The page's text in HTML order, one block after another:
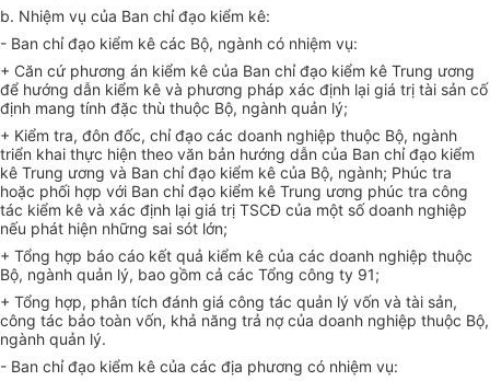
b. Nhiệm vụ của Ban chỉ đạo kiểm kê:
- Ban chỉ đạo kiểm kê các Bộ, ngành có nhiệm vụ:
+ Căn cứ phương án kiểm kê của Ban chỉ đạo kiểm kê Trung ương
để hướng dẫn kiểm kê và phương pháp xác định lại giá trị tài sản cố
định mang tính đặc thù thuộc Bộ, ngành quản lý;
+ Kiểm tra, đôn đốc, chỉ đạo các doanh nghiệp thuộc Bộ, ngành
triển khai thực hiện theo văn bản hướng dẫn của Ban chỉ đạo kiểm
kê Trung ương và Ban chỉ đạo kiểm kê của Bộ, ngành; Phúc tra
hoặc phối hợp với Ban chỉ đạo kiểm kê Trung ương phúc tra công
tác kiểm kê và xác định lại giá trị TSCĐ của một số doanh nghiệp
nếu phát hiện những sai sót lớn;
+ Tổng hợp báo cáo kết quả kiểm kê của các doanh nghiệp thuộc
Bộ, ngành quản lý, bao gồm cả các Tổng công ty 91;
+ Tổng hợp, phân tích đánh giá công tác quản lý vốn và tài sản,
công tác bảo toàn vốn, khả năng trả nợ của doanh nghiệp thuộc Bộ,
ngành quản lý.
- Ban chỉ đạo kiểm kê của các địa phương có nhiệm vụ: